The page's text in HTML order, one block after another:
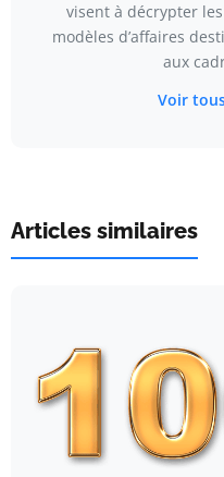
visent à décrypter
modèles d’affaires
aux
Voir
Articles similaires